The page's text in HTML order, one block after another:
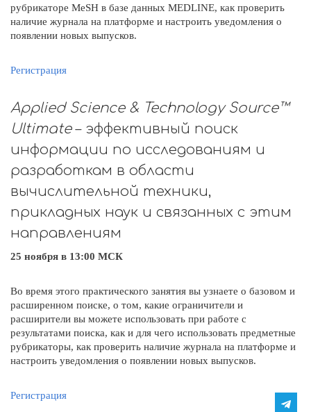
рубрикаторе MeSH в базе данных MEDLINE, как проверить
наличие журнала на платформе и настроить уведомления о
появлении новых выпусков.
Регистрация
Applied Science & Technology Source™
Ultimate– эффективный поиск
информации по исследованиям и
разработкам в области
вычислительной техники,
прикладных наук и связанных с этим
направлениям
25 ноября в 13:00 МСК
Во время этого практического занятия вы узнаете о базовом и
расширенном поиске, о том, какие ограничители и
расширители вы можете использовать при работе с
результатами поиска, как и для чего использовать предметные
рубрикаторы, как проверить наличие журнала на платформе и
настроить уведомления о появлении новых выпусков.
Регистрация